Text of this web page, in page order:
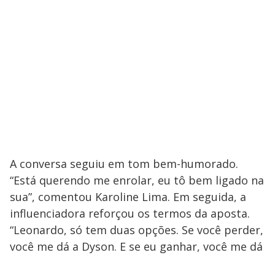
A conversa seguiu em tom bem-humorado.
“Está querendo me enrolar, eu tô bem ligado na
sua”, comentou Karoline Lima. Em seguida, a
influenciadora reforçou os termos da aposta.
“Leonardo, só tem duas opções. Se você perder,
você me dá a Dyson. E se eu ganhar, você me dá